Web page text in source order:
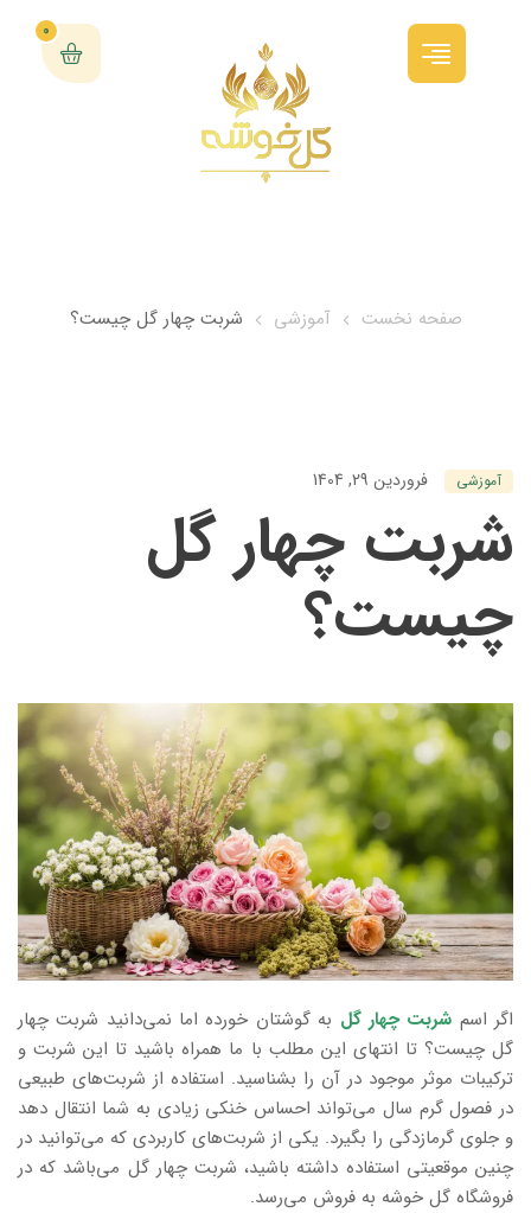
0
صفحه نخست آموزشی شربت چهار گل چیست؟
آموزشی فروردین 29, 1404
شربت چهار گل
چیست؟
اگر اسم شربت چهار گل به گوشتان خورده اما نمی‌دانید شربت چهار
گل چیست؟ تا انتهای این مطلب با ما همراه باشید تا این شربت و
ترکیبات موثر موجود در آن را بشناسید. استفاده از شربت‌های طبیعی
در فصول گرم سال می‌تواند احساس خنکی زیادی به شما انتقال دهد
و جلوی گرمازدگی را بگیرد. یکی از شربت‌های کاربردی که می‌توانید در
چنین موقعیتی استفاده داشته باشید، شربت چهار گل می‌باشد که در
فروشگاه گل خوشه به فروش می‌رسد.